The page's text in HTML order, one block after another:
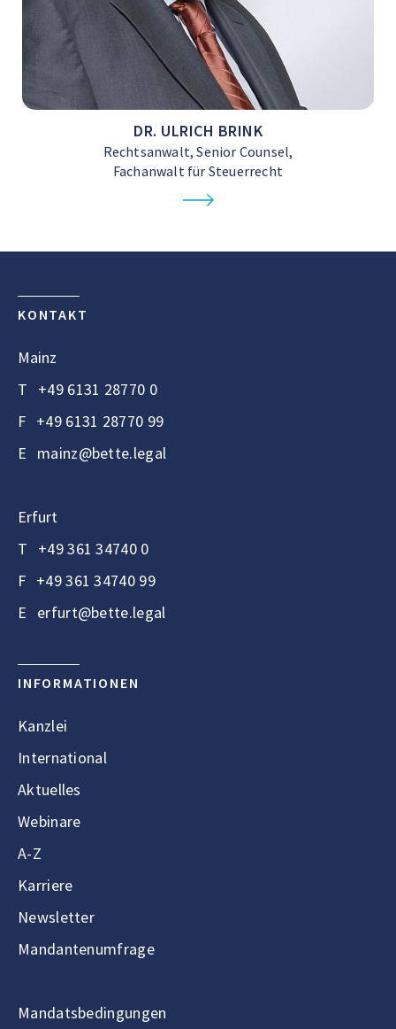
DR. ULRICH BRINK
Rechtsanwalt, Senior Counsel,
Fachanwalt für Steuerrecht
KONTAKT
Mainz
T +49 6131 28770 0
F +49 6131 28770 99
E mainz@bette.legal
Erfurt
T +49 361 34740 0
F +49 361 34740 99
E erfurt@bette.legal
INFORMATIONEN
Kanzlei
International
Aktuelles
Webinare
A-Z
Karriere
Newsletter
Mandantenumfrage
Mandatsbedingungen